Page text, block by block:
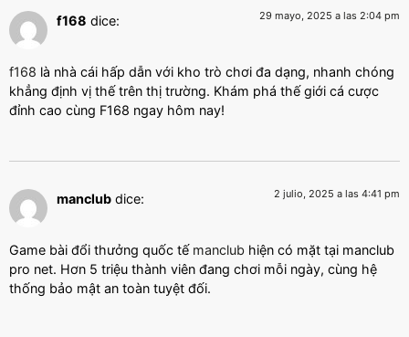
f168 dice: 29 mayo, 2025 a las 2:04 pm
f168 là nhà cái hấp dẫn với kho trò chơi đa dạng, nhanh chóng
khẳng định vị thế trên thị trường. Khám phá thế giới cá cược
đỉnh cao cùng F168 ngay hôm nay!
manclub dice: 2 julio, 2025 a las 4:41 pm
Game bài đổi thưởng quốc tế manclub hiện có mặt tại manclub
pro net. Hơn 5 triệu thành viên đang chơi mỗi ngày, cùng hệ
thống bảo mật an toàn tuyệt đối.